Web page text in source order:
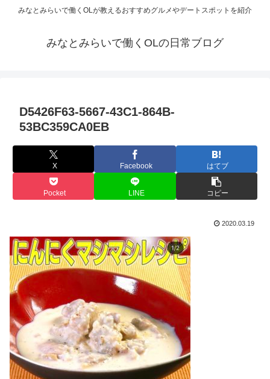
みなとみらいで働くOLが教えるおすすめグルメやデートスポットを紹介
みなとみらいで働くOLの日常ブログ
D5426F63-5667-43C1-864B-
53BC359CA0EB
X Facebook はてブ
Pocket LINE コピー
2020.03.19